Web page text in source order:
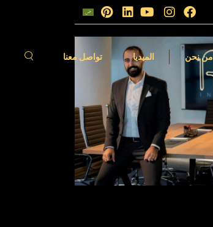
من نحن الميديا تواصل معنا